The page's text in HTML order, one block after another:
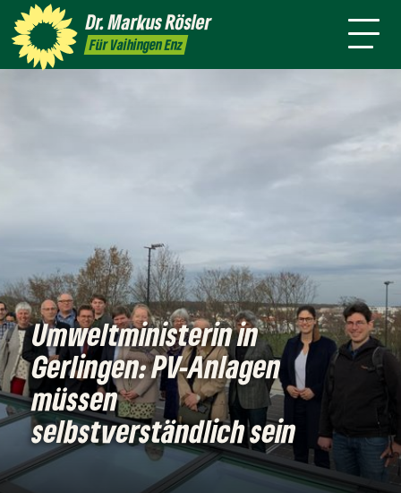
Dr. MarkusRösler
Für Vaihingen Enz
Rundmail Service Presse
Person
Umweltministerin in
Gerlingen: PV-Anlagen
müssen
selbstverständlich sein